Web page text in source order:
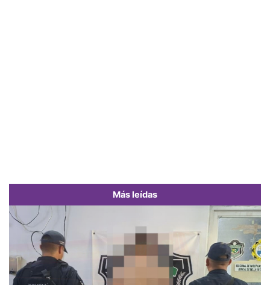
Más leídas